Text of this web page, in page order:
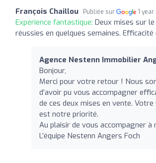
François Chaillou Publiée sur 1 year
Expérience fantastique: Deux mises sur
réussies en quelques semaines.
Agence Nestenn Immobilier
Bonjour,
Merci pour votre retour ! Nous
d’avoir pu vous accompagner
de ces deux mises en vente.
est notre priorité.
Au plaisir de vous accompagner à
L’équipe Nestenn Angers Foch